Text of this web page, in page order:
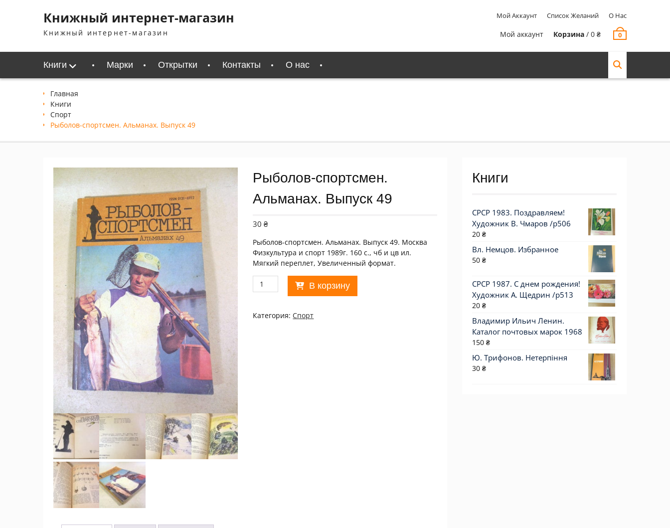
содержимомуКнижный интернет-магазин
Книжный интернет-магазин
Мой Аккаунт Список Желаний О Нас
Мой аккаунт Корзина / 0 ₴ 0
Книги Марки Открытки Контакты О нас
Главная
Книги
Спорт
Рыболов-спортсмен. Альманах. Выпуск 49
Рыболов-спортсмен.
Альманах. Выпуск 49
30₴
Рыболов-спортсмен. Альманах. Выпуск 49. Москва
Физкультура и спорт 1989г. 160 с., чб и цв ил.
Мягкий переплет, Увеличенный формат.
Количество
товара
спортсмен.
Альманах.
В корзину
Категория: Спорт
Книги
СРСР 1983. Поздравляем!
Художник В. Чмаров /р506
20 ₴
Вл. Немцов. Избранное
50 ₴
СРСР 1987. С днем рождения!
Художник А. Щедрин /р513
20 ₴
Владимир Ильич Ленин.
Каталог почтовых марок 1968
150 ₴
Ю. Трифонов. Нетерпіння
30 ₴